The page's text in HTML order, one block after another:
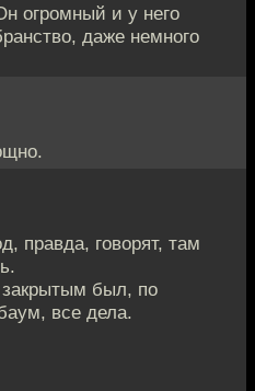
огромный и у него
даже немного
правда, говорят, там
закрытым был, по
все дела.